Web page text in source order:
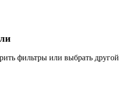
фильтры или выбрать